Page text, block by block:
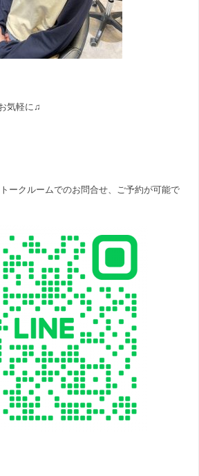
気軽に♫
ークルームでのお問合せ、ご予約が可能で